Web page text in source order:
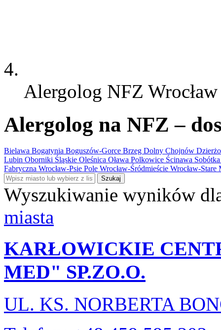
Alergolog NFZ Wrocław
Alergolog na NFZ –
Bielawa Bogatynia Boguszów-Gorce Brzeg Dolny Chojnów
Lubin Oborniki Śląskie Oleśnica Oława Polkowice Ścinawa
Fabryczna Wrocław-Psie Pole Wrocław-Śródmieście Wrocław-Stare
Szukaj
Wyszukiwanie wyników
miasta
KARŁOWICKIE
MED" SP.ZO.O.
UL. KS. NORBERTA